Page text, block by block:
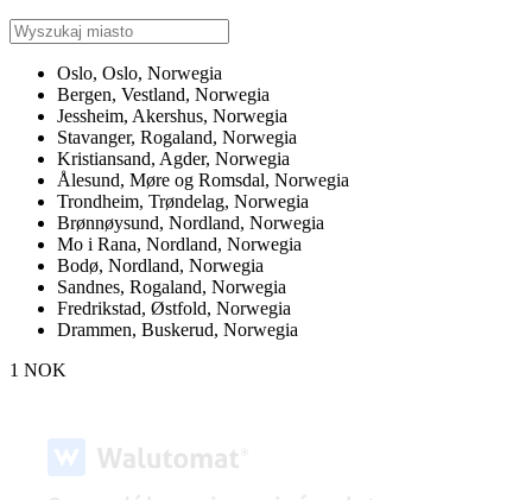
Oslo, Oslo, Norwegia
Bergen, Vestland, Norwegia
Jessheim, Akershus, Norwegia
Stavanger, Rogaland, Norwegia
Kristiansand, Agder, Norwegia
Ålesund, Møre og Romsdal, Norwegia
Trondheim, Trøndelag, Norwegia
Brønnøysund, Nordland, Norwegia
Mo i Rana, Nordland, Norwegia
Bodø, Nordland, Norwegia
Sandnes, Rogaland, Norwegia
Fredrikstad, Østfold, Norwegia
Drammen, Buskerud, Norwegia
1 NOK